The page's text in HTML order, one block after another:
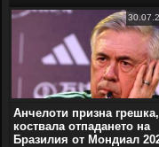
Анчелоти призна грешка,
коствала отпадането на
Бразилия от Мондиал